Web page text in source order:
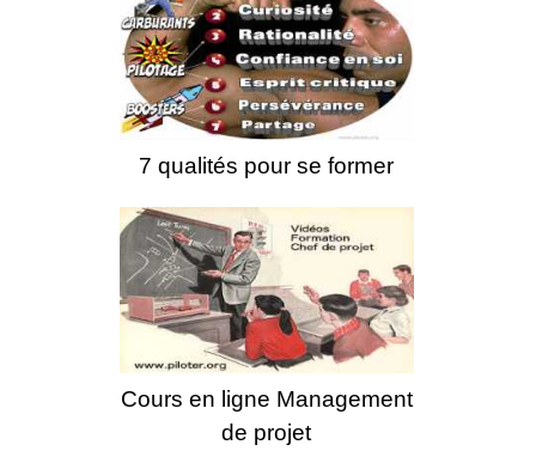
7 qualités pour se former
Cours en ligne Management
de projet